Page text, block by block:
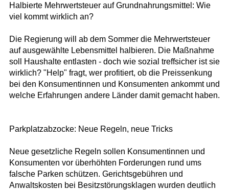
Halbierte Mehrwertsteuer auf Grundnahrungsmittel: Wie
viel kommt wirklich an?
Die Regierung will ab dem Sommer die Mehrwertsteuer
auf ausgewählte Lebensmittel halbieren. Die Maßnahme
soll Haushalte entlasten - doch wie sozial treffsicher ist sie
wirklich? "Help" fragt, wer profitiert, ob die Preissenkung
bei den Konsumentinnen und Konsumenten ankommt und
welche Erfahrungen andere Länder damit gemacht haben.
Parkplatzabzocke: Neue Regeln, neue Tricks
Neue gesetzliche Regeln sollen Konsumentinnen und
Konsumenten vor überhöhten Forderungen rund ums
falsche Parken schützen. Gerichtsgebühren und
Anwaltskosten bei Besitzstörungsklagen wurden deutlich